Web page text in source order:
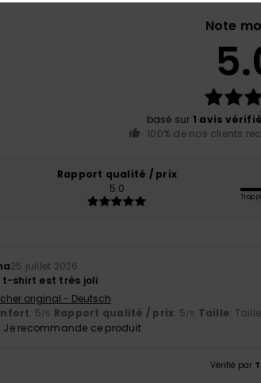
Note
basé sur 1 avis
100% de nos clients
Rapport qualité / prix
5.0
Trop
25 juillet 2026
t-shirt est très joli
original - Deutsch
: 5/5 Rapport qualité / prix: 5/5 Taille:
Je recommande ce produit
Vérifié par